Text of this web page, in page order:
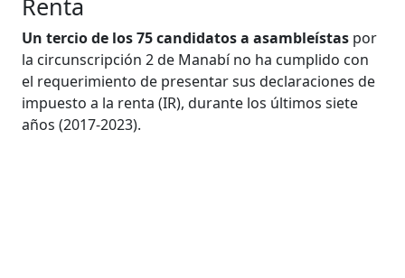
Renta
Un tercio de los 75 candidatos a asambleístas por
la circunscripción 2 de Manabí no ha cumplido con
el requerimiento de presentar sus declaraciones de
impuesto a la renta (IR), durante los últimos siete
años (2017-2023).